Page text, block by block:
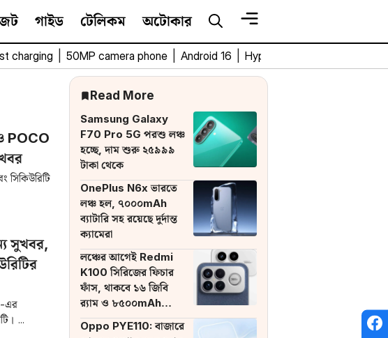
গাইড টেলিকম অটোকার
charging 50MP camera phone Android 16 HyperOS 3
POCO
সিকিউরিটি
সুখবর,
এর
...
Read More
Samsung Galaxy
F70 Pro 5G পরশু লঞ্চ
হচ্ছে, দাম শুরু ২৫৯৯৯
টাকা থেকে
OnePlus N6x ভারতে
লঞ্চ হল, ৭০০০mAh
ব্যাটারি সহ রয়েছে দুর্দান্ত
ক্যামেরা
লঞ্চের আগেই Redmi
K100 সিরিজের ফিচার
ফাঁস, থাকবে ১৬ জিবি
র‌্যাম ও ৮৫০০mAh
ব্যাটারি
Oppo PYE110: বাজারে